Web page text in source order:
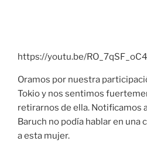
https://youtu.be/RO_7qSF_oC4
Oramos por nuestra
Tokio y nos sentimos
retirarnos de ella. Notificamos
Baruch no podía hablar en una
a esta mujer.